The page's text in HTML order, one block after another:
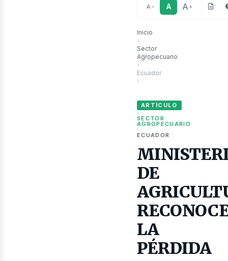
A − A A +
Inicio
›
Sector
Agropecuario
›
Ecuador
›
ARTÍCULO
›
SECTOR
AGROPECUARIO
›
ECUADOR
DE
LA
PÉRDIDA